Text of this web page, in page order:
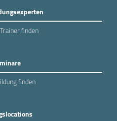
finden
finden